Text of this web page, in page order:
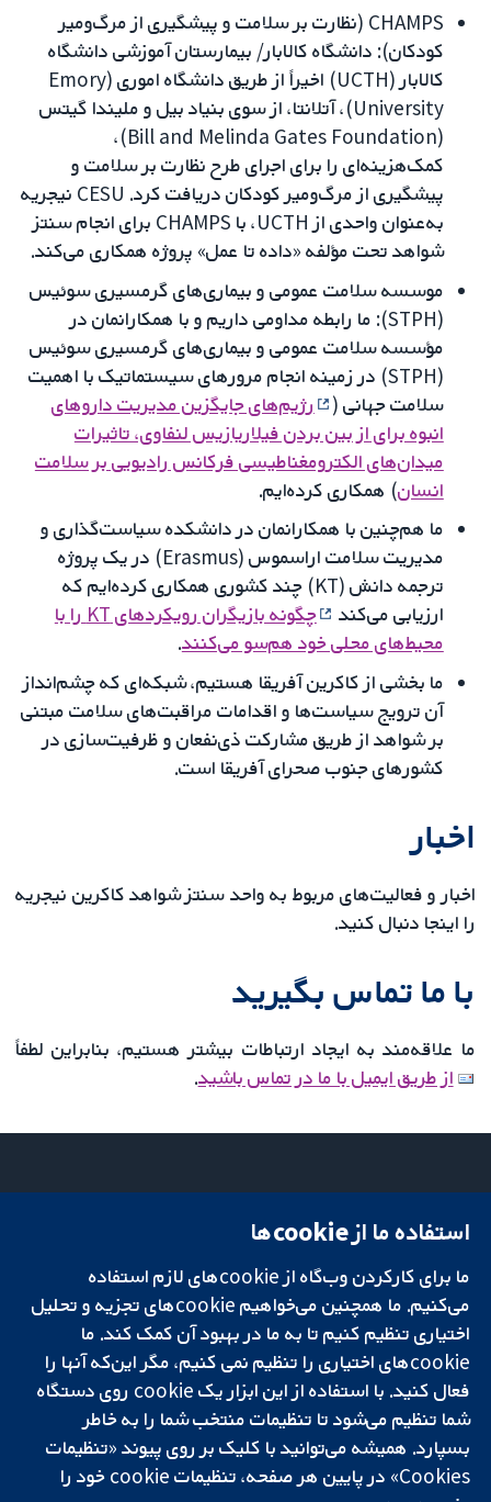
CHAMPS (نظارت بر سلامت و پیشگیری از مرگ‌ومیر
کودکان): دانشگاه کالابار/ بیمارستان آموزشی دانشگاه
کالابار (UCTH) اخیراً از طریق دانشگاه اموری (Emory
University)، آتلانتا، از سوی بنیاد بیل و ملیندا گیتس
(Bill and Melinda Gates Foundation)،
کمک‌هزینه‌ای را برای اجرای طرح نظارت بر سلامت و
پیشگیری از مرگ‌ومیر کودکان دریافت کرد. CESU نیجریه
به‌عنوان واحدی از UCTH، با CHAMPS برای انجام سنتز
شواهد تحت مؤلفه «داده تا عمل» پروژه همکاری می‌کند.
موسسه سلامت عمومی و بیماری‌های گرمسیری سوئیس
(STPH): ما رابطه‌ مداومی داریم و با همکارانمان در
مؤسسه‌ سلامت عمومی و بیماری‌های گرمسیری سوئیس
(STPH) در زمینه انجام مرورهای سیستماتیک با اهمیت
سلامت جهانی (
رژیم‌های جایگزین مدیریت داروهای
انبوه برای از بین بردن فیلاریازیس لنفاوی، تاثیرات
میدان‌های الکترومغناطیسی فرکانس رادیویی بر سلامت
انسان) همکاری کرده‌ایم.
ما هم‌چنین با همکارانمان در دانشکده سیاست‌گذاری و
مدیریت سلامت اراسموس (Erasmus) در یک پروژه
ترجمه دانش (KT) چند کشوری همکاری کرده‌ایم که
ارزیابی می‌کند
چگونه بازیگران رویکردهای KT را با
محیط‌های محلی خود هم‌سو می‌کنند.
ما بخشی از کاکرین آفریقا هستیم، شبکه‌ای که چشم‌انداز
آن ترویج سیاست‌ها و اقدامات مراقبت‌های سلامت مبتنی
بر شواهد از طریق مشارکت ذی‌نفعان و ظرفیت‌سازی در
کشورهای جنوب صحرای آفریقا است.
اخبار
اخبار و فعالیت‌های مربوط به واحد سنتز شواهد کاکرین نیجریه
را اینجا دنبال کنید.
با ما تماس بگیرید
ما علاقه‌مند به ایجاد ارتباطات بیشتر هستیم، بنابراین لطفاً
از طریق ایمیل با ما در تماس باشید.
تحقیقات قابل
اعتماد.
تصمیم‌گیری آگاهانه.
سلامت بهتر.
میدان کاوندیش
لندن
W1G 0AN
بریتانیا
دفتر رسانه‌ای
درباره ما
فرصت‌های
شغلی
Cochrane
Library
شبکه همکاری کاکرین، یک مؤسسه خیریه (شماره 1045921) و یک شرکت با
استفاده ما از cookie‌ها
ما برای کارکردن وب‌گاه از cookie‌های لازم استفاده
می‌کنیم. ما همچنین می‌خواهیم cookie‌های تجزیه و تحلیل
اختیاری تنظیم کنیم تا به ما در بهبود آن کمک کند. ما
cookie‌های اختیاری را تنظیم نمی کنیم، مگر این‌که آنها را
فعال کنید. با استفاده از این ابزار یک cookie‌ روی دستگاه
شما تنظیم می‌شود تا تنظیمات منتخب شما را به خاطر
بسپارد. همیشه می‌توانید با کلیک بر روی پیوند «تنظیمات
Cookies» در پایین هر صفحه، تنظیمات cookie‌ خود را